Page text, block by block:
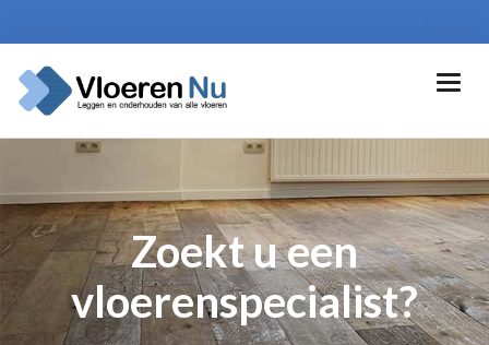
Zoekt u een
vloerenspecialist?